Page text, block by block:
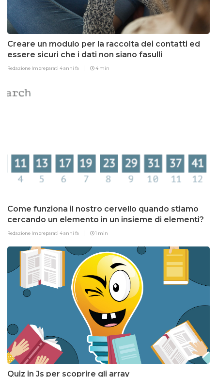
Creare un modulo per la raccolta dei contatti ed
essere sicuri che i dati non siano fasulli
Redazione Impreparati 4 anni fa 4 min
Come funziona il nostro cervello quando stiamo
cercando un elemento in un insieme di elementi?
Redazione Impreparati 4 anni fa 1 min
Quiz in Js per scoprire gli array